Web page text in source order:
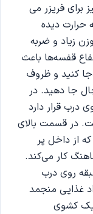
فریزر می
دیده
زیاد و ضربه
قفسه‌ها باعث
کنید و ظروف
جا دهید. در
اصلی و ۴ طبقه روی درب قرار دارد
در قسمت بالای
از داخل پر
کار می‌کند.
فریزر هم ۲ طبقه داخلی و ۲ طبقه روی درب
غذایی منجمد
یک کشوی